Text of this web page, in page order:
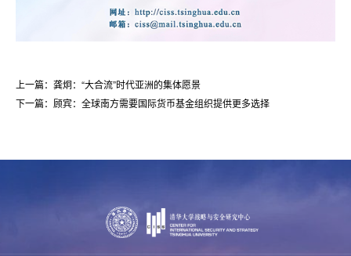
上一篇：龚炯：“大合流”时代亚洲的集体愿景
下一篇：顾宾：全球南方需要国际货币基金组织提供更多选择